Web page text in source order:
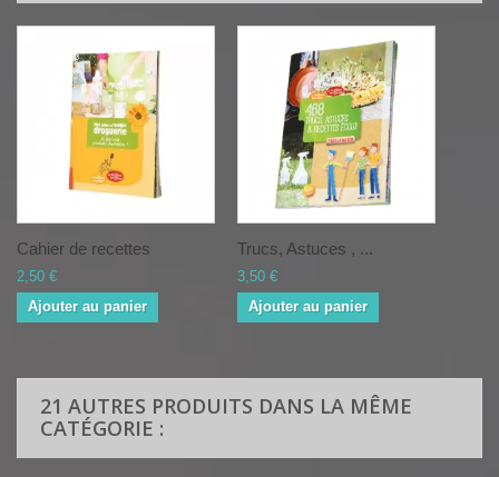
Cahier de recettes
2,50 €
Ajouter au panier
Trucs, Astuces , ...
3,50 €
Ajouter au panier
21 AUTRES PRODUITS DANS LA MÊME
CATÉGORIE :